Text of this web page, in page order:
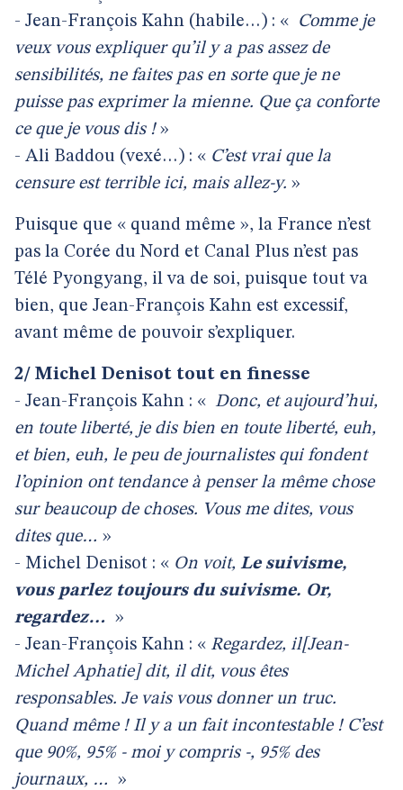
- Jean-François Kahn (habile…) : « Comme je
veux vous expliquer qu’il y a pas assez de
sensibilités, ne faites pas en sorte que je ne
puisse pas exprimer la mienne. Que ça conforte
ce que je vous dis !»
- Ali Baddou (vexé…) : « C’est vrai que la
censure est terrible ici, mais allez-y. »
Puisque que « quand même », la France n’est
pas la Corée du Nord et Canal Plus n’est pas
Télé Pyongyang, il va de soi, puisque tout va
bien, que Jean-François Kahn est excessif,
avant même de pouvoir s’expliquer.
2/ Michel Denisot tout en finesse
- Jean-François Kahn : « Donc, et aujourd’hui,
en toute liberté, je dis bien en toute liberté, euh,
et bien, euh, le peu de journalistes qui fondent
l’opinion ont tendance à penser la même chose
sur beaucoup de choses. Vous me dites, vous
dites que… »
- Michel Denisot : « On voit, Le suivisme,
vous parlez toujours du suivisme. Or,
regardez… »
- Jean-François Kahn : « Regardez, il[Jean-
Michel Aphatie] dit, il dit, vous êtes
responsables. Je vais vous donner un truc.
Quand même ! Il y a un fait incontestable ! C’est
que 90%, 95% - moi y compris -, 95% des
journaux, … »